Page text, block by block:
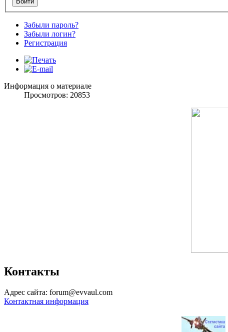
Забыли пароль?
Забыли логин?
Регистрация
Информация о материале
Просмотров: 20853
Контакты
Адрес сайта: forum@evvaul.com
Контактная информация